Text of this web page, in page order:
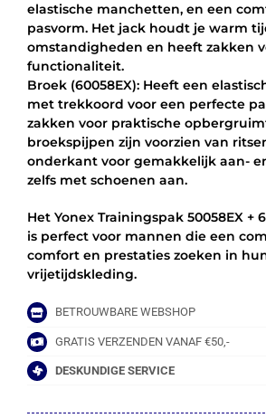
elastische manchetten, en een
pasvorm. Het jack houdt je warm
omstandigheden en heeft zakken
functionaliteit.
Broek (60058EX): Heeft een
met trekkoord voor een perfecte
zakken voor praktische
broekspijpen zijn voorzien van
onderkant voor gemakkelijk aan-
zelfs met schoenen aan.
Het Yonex Trainingspak 50058EX +
is perfect voor mannen die een
comfort en prestaties zoeken in
vrijetijdskleding.
BETROUWBARE WEBSHOP
GRATIS VERZENDEN VANAF €50,-
DESKUNDIGE SERVICE